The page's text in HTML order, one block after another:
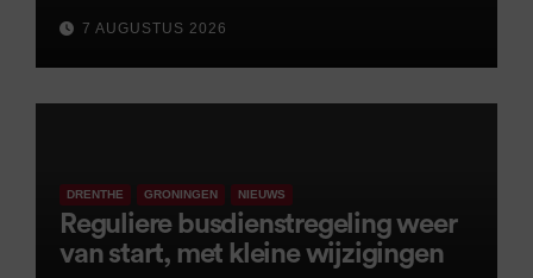
7 AUGUSTUS 2026
DRENTHE GRONINGEN NIEUWS
Reguliere busdienstregeling weer
van start, met kleine wijzigingen